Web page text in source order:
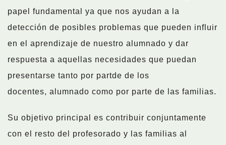
papel fundamental ya que nos ayudan a la
detección de posibles problemas que pueden influir
en el aprendizaje de nuestro alumnado y dar
respuesta a aquellas necesidades que puedan
presentarse tanto por partde de los
docentes, alumnado como por parte de las familias.
Su objetivo principal es contribuir conjuntamente
con el resto del profesorado y las familias al